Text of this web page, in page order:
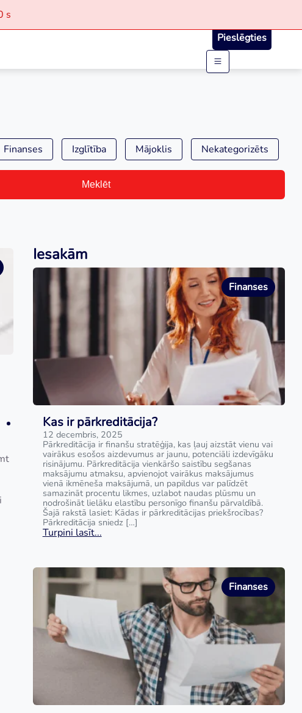
s
Pieslēgties
Finanses Izglītība Mājoklis Nekategorizēts
Meklēt
Iesakām
Finanses
Kas ir pārkreditācija?
12 decembris, 2025
Pārkreditācija ir finanšu stratēģija, kas ļauj aizstāt vienu vai
vairākus esošos aizdevumus ar jaunu, potenciāli izdevīgāku
risinājumu. Pārkreditācija vienkāršo saistību segšanas
maksājumu atmaksu, apvienojot vairākus maksājumus
vienā ikmēneša maksājumā, un papildus var palīdzēt
samazināt procentu likmes, uzlabot naudas plūsmu un
nodrošināt lielāku elastību personīgo finanšu pārvaldībā.
Šajā rakstā lasiet: Kādas ir pārkreditācijas priekšrocības?
Pārkreditācija sniedz […]
Turpini lasīt...
Finanses